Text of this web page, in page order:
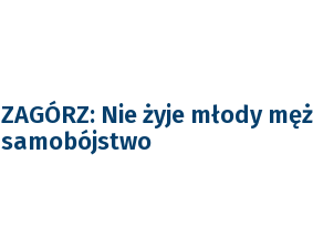
ZAGÓRZ: Nie żyje młody
samobójstwo